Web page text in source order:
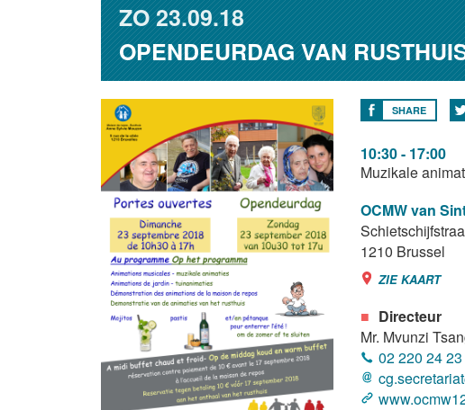
ZO23.09.18
OPENDEURDAG VAN
SHARE
10:30 - 17:00
Muzikale
OCMW van
1210 Brussel
ZIE KAART
Directeur
Mr. Mvunzi
02 220 24 23